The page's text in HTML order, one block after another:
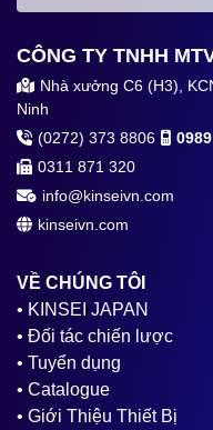
CÔNG TY TNHH
Nhà xưởng C6 (H3),
Ninh
(0272) 373 8806
0311 871 320
info@kinseivn.com
kinseivn.com
VỀ CHÚNG TÔI
• KINSEI JAPAN
• Đối tác chiến lược
• Tuyển dụng
• Catalogue
• Giới Thiệu Thiết Bị